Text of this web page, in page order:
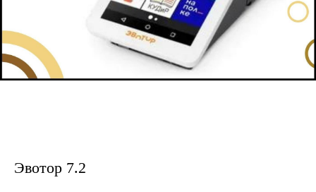
Эвотор 7.2